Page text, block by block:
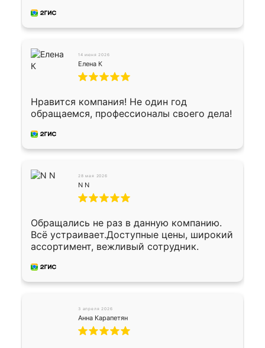
предоплата наличкой 50%. Накануне с
водителем договорились о доставке в
Окончательный расчет при получении.
Огромная благодарность водителю, помог
выгрузить. Получили коробку плитки на
Осталось дело за малым-монтировать)))
Подарили два больших вазона трапеция
из архитектурного бетона-красота.
14 июня 2026
Елена К
Нравится компания! Не один год
обращаемся, профессионалы своего дела!
28 мая 2026
N N
Обращались не раз в данную компанию.
Всё устраивает.Доступные цены, широкий
ассортимент, вежливый сотрудник.
3 апреля 2026
Анна Карапетян